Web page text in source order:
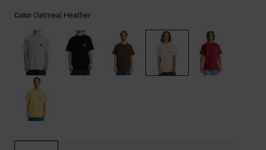
Carteras
las
preguntas
más
frecuentes y
accede a
nuestro
Color Oatmeal Heather